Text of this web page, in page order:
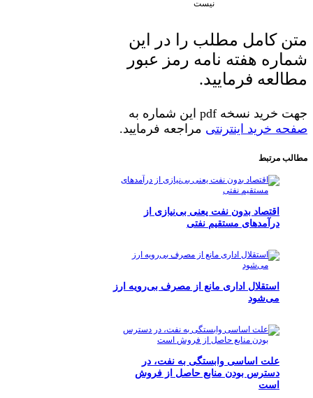
متن کامل مطلب را در این
شماره هفته نامه رمز عبور
مطالعه فرمایید.
جهت خرید نسخه pdf این شماره به
صفحه خرید اینترنتی مراجعه فرمایید.
مطالب مرتبط
اقتصاد بدون نفت یعنی بی‌نیازی از
درآمدهای مستقیم نفتی
استقلال اداری مانع از مصرف بی‌رویه ارز
می‌شود
علت اساسی وابستگی به نفت،‌ در
دسترس بودن منابع حاصل از فروش
است